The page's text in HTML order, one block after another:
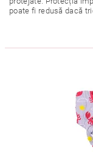
poate fi redusă dacă